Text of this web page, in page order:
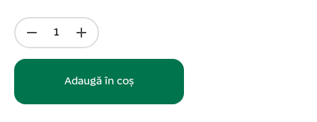
Adaugă în coș